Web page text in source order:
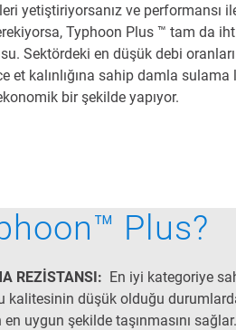
yetiştiriyorsanız ve performansı
Typhoon Plus ™ tam da
Sektördeki en düşük debi
et kalınlığına sahip damla sulama
bir şekilde yapıyor.
Plus?
REZİSTANSI: En iyi kategoriye
kalitesinin düşük olduğu
uygun şekilde taşınmasını sağlar.